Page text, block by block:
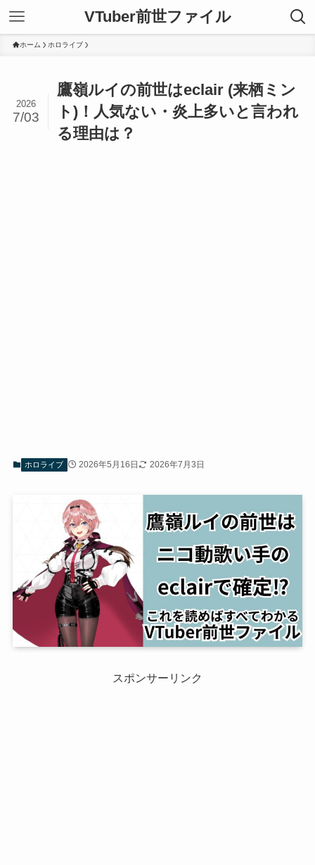
VTuber前世ファイル
ホーム ホロライブ
鷹嶺ルイの前世はeclair (来栖ミン
ト)！人気ない・炎上多いと言われ
る理由は？
2026
7/03
ホロライブ 2026年5月16日 2026年7月3日
スポンサーリンク